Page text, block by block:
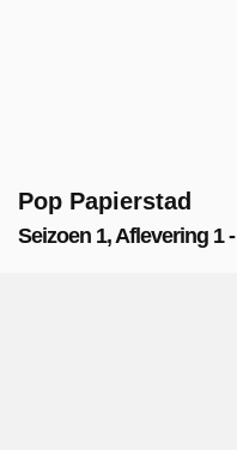
Pop Papierstad
Seizoen 1, Aflevering 1